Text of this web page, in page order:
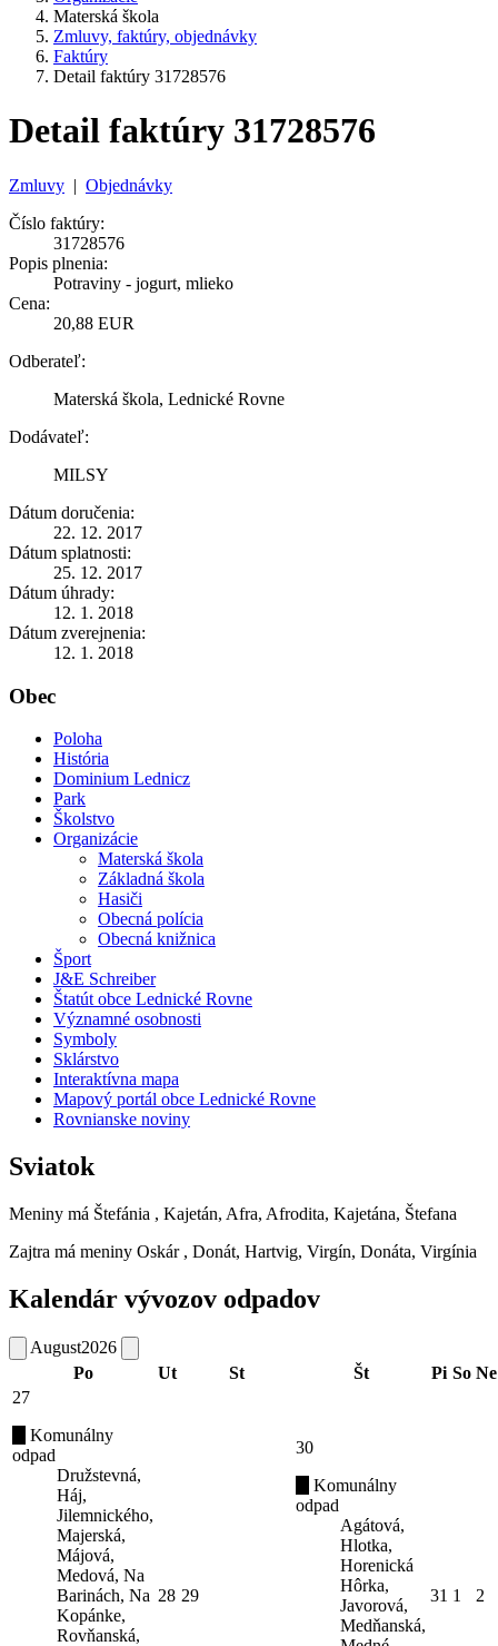
Materská škola
Zmluvy, faktúry, objednávky
Faktúry
Detail faktúry 31728576
Detail faktúry 31728576
Zmluvy | Objednávky
Číslo faktúry:
31728576
Popis plnenia:
Potraviny - jogurt, mlieko
Cena:
20,88 EUR
Odberateľ:
Materská škola, Lednické Rovne
Dodávateľ:
MILSY
Dátum doručenia:
22. 12. 2017
Dátum splatnosti:
25. 12. 2017
Dátum úhrady:
12. 1. 2018
Dátum zverejnenia:
12. 1. 2018
Obec
Poloha
História
Dominium Lednicz
Park
Školstvo
Organizácie
Materská škola
Základná škola
Hasiči
Obecná polícia
Obecná knižnica
Šport
J&E Schreiber
Štatút obce Lednické Rovne
Významné osobnosti
Symboly
Sklárstvo
Interaktívna mapa
Mapový portál obce Lednické Rovne
Rovnianske noviny
Sviatok
Meniny má Štefánia , Kajetán, Afra, Afrodita, Kajetána, Štefana
Zajtra má meniny Oskár , Donát, Hartvig, Virgín, Donáta, Virgínia
Kalendár vývozov odpadov
August2026
Po
Ut St Št Pi So Ne
27
Komunálny
odpad
Družstevná,
Háj,
Jilemnického,
Majerská,
Májová,
Medová, Na
Barinách, Na
Kopánke,
Rovňanská,
28 29
30
Komunálny
odpad
Agátová,
Hlotka,
Horenická
Hôrka,
Javorová,
Medňanská,
31 1 2